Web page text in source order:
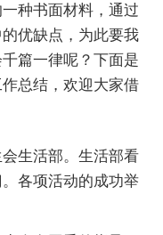
种书面材料，通过
优缺点，为此要我
篇一律呢？下面是
总结，欢迎大家借
生活部。生活部看
各项活动的成功举